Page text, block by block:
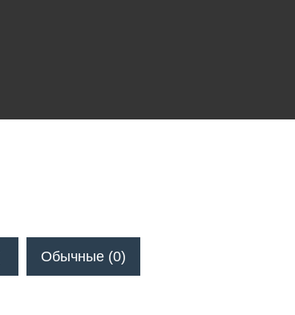
)
Обычные (0)